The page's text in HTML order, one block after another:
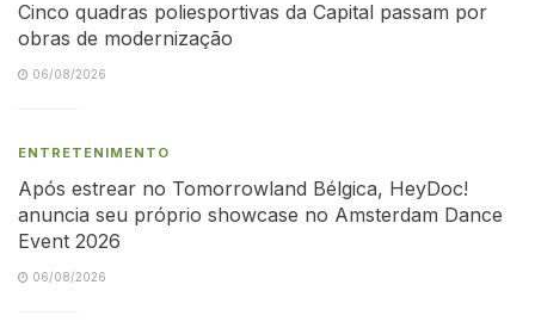
Cinco quadras poliesportivas da Capital passam por
obras de modernização
06/08/2026
ENTRETENIMENTO
Após estrear no Tomorrowland Bélgica, HeyDoc!
anuncia seu próprio showcase no Amsterdam Dance
Event 2026
06/08/2026